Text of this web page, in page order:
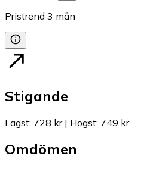
Pristrend 3 mån
Stigande
Lägst: 728 kr| Högst: 749 kr
Omdömen